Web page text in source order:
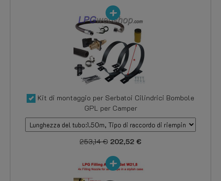
Kit di montaggio per Serbatoi Cilindrici Bombole
GPL per Camper
253,14 € 202,52 €